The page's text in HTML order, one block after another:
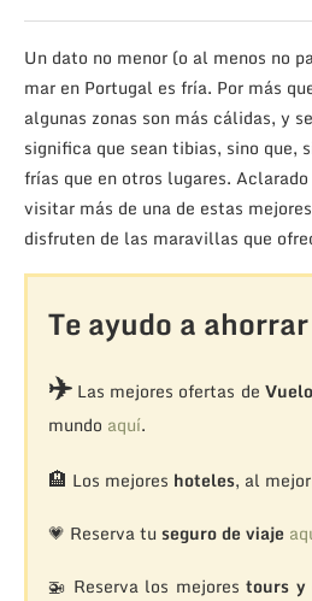
Un dato no menor (o al menos no
mar en Portugal es fría. Por más
algunas zonas son más cálidas, y
significa que sean tibias, sino que,
frías que en otros lugares.
visitar más de una de estas
disfruten de las maravillas que
Te ayudo a
✈️Las mejores ofertas de
mundo aquí.
🏨 Los mejores hoteles, al
💗 Reserva tu seguro de viaje
🚁 Reserva los mejorestours y